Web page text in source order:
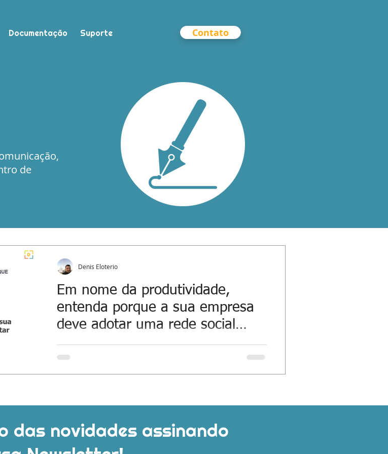
Documentação Suporte Contato
de
Em nome da produtividade,
entenda porque a sua empresa
deve adotar uma rede social
corporativa
Já é tendência, a cada ano que passa, mais e mais
empresas passam a abolir o uso de e-mails
Denis Eloterio
das novidades assinando